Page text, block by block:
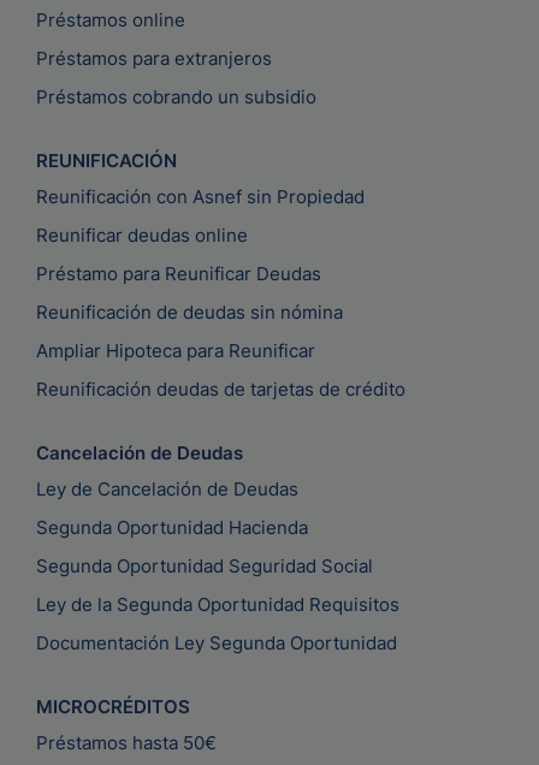
Préstamos online
Préstamos para extranjeros
Préstamos cobrando un subsidio
REUNIFICACIÓN
Reunificación con Asnef sin Propiedad
Reunificar deudas online
Préstamo para Reunificar Deudas
Reunificación de deudas sin nómina
Ampliar Hipoteca para Reunificar
Reunificación deudas de tarjetas de crédito
Cancelación de Deudas
Ley de Cancelación de Deudas
Segunda Oportunidad Hacienda
Segunda Oportunidad Seguridad Social
Ley de la Segunda Oportunidad Requisitos
Documentación Ley Segunda Oportunidad
MICROCRÉDITOS
Préstamos hasta 50€